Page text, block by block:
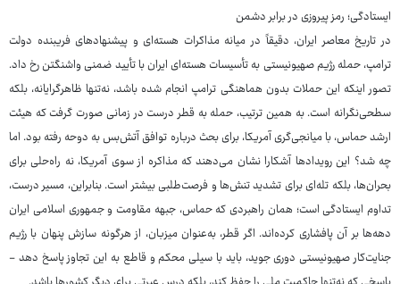
ایستادگی؛ رمز پیروزی در برابر دشمن
در تاریخ معاصر ایران، دقیقاً در میانه مذاکرات هسته‌ای و پیشنهادهای فریبنده دولت
ترامپ، حمله رژیم صهیونیستی به تأسیسات هسته‌ای ایران با تأیید ضمنی واشنگتن رخ داد.
تصور اینکه این حملات بدون هماهنگی ترامپ انجام شده باشد، نه‌تنها ظاهرگرایانه، بلکه
سطحی‌نگرانه است. به همین ترتیب، حمله به قطر درست در زمانی صورت گرفت که هیئت
ارشد حماس، با میانجی‌گری آمریکا، برای بحث درباره توافق آتش‌بس به دوحه رفته بود. اما
چه شد؟ این رویدادها آشکارا نشان می‌دهند که مذاکره از سوی آمریکا، نه راه‌حلی برای
بحران‌ها، بلکه تله‌ای برای تشدید تنش‌ها و فرصت‌طلبی بیشتر است. بنابراین، مسیر درست،
تداوم ایستادگی است؛ همان راهبردی که حماس، جبهه مقاومت و جمهوری اسلامی ایران
دهه‌ها بر آن پافشاری کرده‌اند. اگر قطر، به‌عنوان میزبان، از هرگونه سازش پنهان با رژیم
جنایت‌کار صهیونیستی دوری جوید، باید با سیلی محکم و قاطع به این تجاوز پاسخ دهد -